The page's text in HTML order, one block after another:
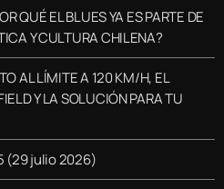
QUÉ EL BLUES YA ES PARTE DE
Y CULTURA CHILENA?
AL LÍMITE A 120 KM/H, EL
Y LA SOLUCIÓN PARA TU
(29 julio 2026)